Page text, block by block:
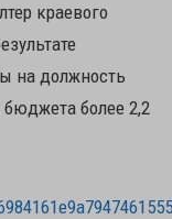
краевого
на должность
более 2,2